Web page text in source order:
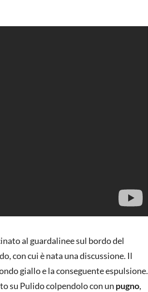
al guardalinee sul bordo del
con cui è nata una discussione. Il
giallo e la conseguente espulsione.
su Pulido colpendolo con un pugno,